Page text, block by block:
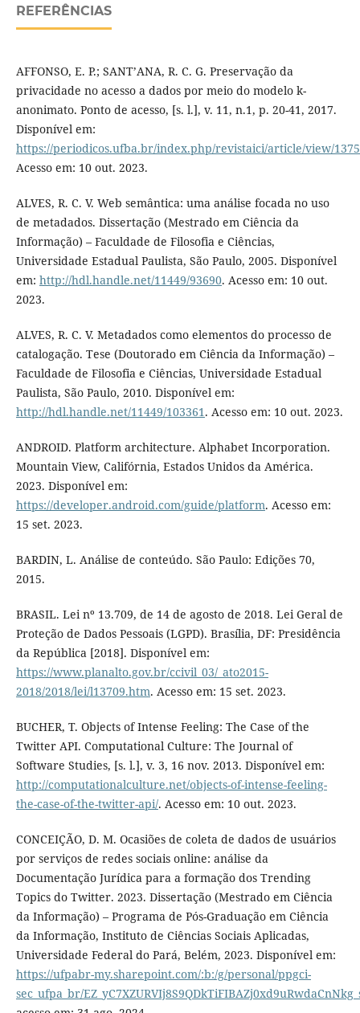
REFERÊNCIAS
AFFONSO, E. P.; SANT’ANA, R. C. G. Preservação da
privacidade no acesso a dados por meio do modelo k-
anonimato. Ponto de acesso, [s. l.], v. 11, n.1, p. 20-41, 2017.
Disponível em:
https://periodicos.ufba.br/index.php/revistaici/article/view/
Acesso em: 10 out. 2023.
ALVES, R. C. V. Web semântica: uma análise focada no uso
de metadados. Dissertação (Mestrado em Ciência da
Informação) – Faculdade de Filosofia e Ciências,
Universidade Estadual Paulista, São Paulo, 2005. Disponível
em: http://hdl.handle.net/11449/93690. Acesso em: 10 out.
2023.
ALVES, R. C. V. Metadados como elementos do processo de
catalogação. Tese (Doutorado em Ciência da Informação) –
Faculdade de Filosofia e Ciências, Universidade Estadual
Paulista, São Paulo, 2010. Disponível em:
http://hdl.handle.net/11449/103361. Acesso em: 10 out. 2023.
ANDROID. Platform architecture. Alphabet Incorporation.
Mountain View, Califórnia, Estados Unidos da América.
2023. Disponível em:
https://developer.android.com/guide/platform. Acesso em:
15 set. 2023.
BARDIN, L. Análise de conteúdo. São Paulo: Edições 70,
2015.
BRASIL. Lei nº 13.709, de 14 de agosto de 2018. Lei Geral de
Proteção de Dados Pessoais (LGPD). Brasília, DF: Presidência
da República [2018]. Disponível em:
https://www.planalto.gov.br/ccivil_03/_ato2015-
2018/2018/lei/l13709.htm. Acesso em: 15 set. 2023.
BUCHER, T. Objects of Intense Feeling: The Case of the
Twitter API. Computational Culture: The Journal of
Software Studies, [s. l.], v. 3, 16 nov. 2013. Disponível em:
http://computationalculture.net/objects-of-intense-feeling-
the-case-of-the-twitter-api/. Acesso em: 10 out. 2023.
CONCEIÇÃO, D. M. Ocasiões de coleta de dados de usuários
por serviços de redes sociais online: análise da
Documentação Jurídica para a formação dos Trending
Topics do Twitter. 2023. Dissertação (Mestrado em Ciência
da Informação) – Programa de Pós-Graduação em Ciência
da Informação, Instituto de Ciências Sociais Aplicadas,
Universidade Federal do Pará, Belém, 2023. Disponível em:
https://ufpabr-my.sharepoint.com/:b:/g/personal/ppgci-
sec_ufpa_br/